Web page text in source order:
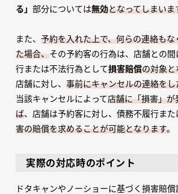
る」 部分については無効となってしまいま
また、 予約を入れた上で、何らの連絡も
た場合、その予約客の行為は、店舗との
行または不法行為として損害賠償の対象と
店舗に対し、 事前にキャンセルの連絡をし
当該キャンセルによって店舗に「損害」
ば、店舗は予約客に対し、債務不履行ま
害の賠償を求めることが可能となります。
実際の対応時のポイント
ドタキャンやノーショーに基づく損害賠